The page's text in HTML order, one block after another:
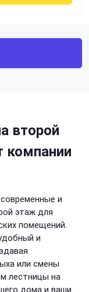
второй
компании
и
этаж для
помещений.
и
или смены
лестницы на
дома и ваши